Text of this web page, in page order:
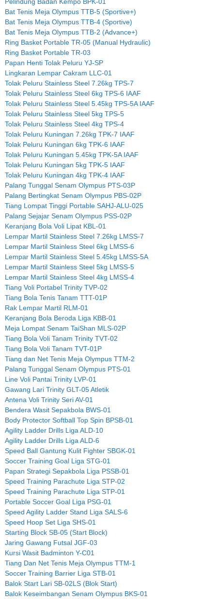
Bat Tenis Meja Olympus TTB-5 (Sportive+)
Bat Tenis Meja Olympus TTB-4 (Sportive)
Bat Tenis Meja Olympus TTB-2 (Advance+)
Ring Basket Portable TR-05 (Manual Hydraulic)
Ring Basket Portable TR-03
Papan Henti Tolak Peluru YJ-SP
Lingkaran Lempar Cakram LLC-01
Tolak Peluru Stainless Steel 7.26kg TPS-7
Tolak Peluru Stainless Steel 6kg TPS-6 IAAF
Tolak Peluru Stainless Steel 5.45kg TPS-5A IAAF
Tolak Peluru Stainless Steel 5kg TPS-5
Tolak Peluru Stainless Steel 4kg TPS-4
Tolak Peluru Kuningan 7.26kg TPK-7 IAAF
Tolak Peluru Kuningan 6kg TPK-6 IAAF
Tolak Peluru Kuningan 5.45kg TPK-5A IAAF
Tolak Peluru Kuningan 5kg TPK-5 IAAF
Tolak Peluru Kuningan 4kg TPK-4 IAAF
Palang Tunggal Senam Olympus PTS-03P
Palang Bertingkat Senam Olympus PBS-02P
Tiang Lompat Tinggi Portable SAHJ-ALU-025
Palang Sejajar Senam Olympus PSS-02P
Keranjang Bola Voli Lipat KBL-01
Lempar Martil Stainless Steel 7.26kg LMSS-7
Lempar Martil Stainless Steel 6kg LMSS-6
Lempar Martil Stainless Steel 5.45kg LMSS-5A
Lempar Martil Stainless Steel 5kg LMSS-5
Lempar Martil Stainless Steel 4kg LMSS-4
Tiang Voli Portabel Trinity TVP-02
Tiang Bola Tenis Tanam TTT-01P
Rak Lempar Martil RLM-01
Keranjang Bola Beroda Liga KBB-01
Meja Lompat Senam TaiShan MLS-02P
Tiang Bola Voli Tanam Trinity TVT-02
Tiang Bola Voli Tanam TVT-01P
Tiang dan Net Tenis Meja Olympus TTM-2
Palang Tunggal Senam Olympus PTS-01
Line Voli Pantai Trinity LVP-01
Gawang Lari Trinity GLT-05 Atletik
Antena Voli Trinity Seri AV-01
Bendera Wasit Sepakbola BWS-01
Body Protector Softball Top Spin BPSB-01
Agility Ladder Drills Liga ALD-10
Agility Ladder Drills Liga ALD-6
Speed Ball Gantung Kulit Fighter SBGK-01
Soccer Training Goal Liga STG-01
Papan Strategi Sepakbola Liga PSSB-01
Speed Training Parachute Liga STP-02
Speed Training Parachute Liga STP-01
Portable Soccer Goal Liga PSG-01
Speed Agility Ladder Stand Liga SALS-6
Speed Hoop Set Liga SHS-01
Starting Block SB-05 (Start Block)
Jaring Gawang Futsal JGF-03
Kursi Wasit Badminton Y-C01
Tiang Dan Net Tenis Meja Olympus TTM-1
Soccer Training Barrier Liga STB-01
Balok Start Lari SB-02LS (Blok Start)
Balok Keseimbangan Senam Olympus BKS-01